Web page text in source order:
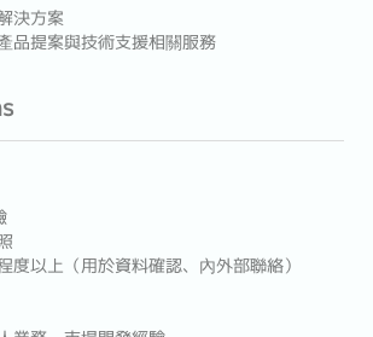
決方案
品提案與技術支援相關服務
度以上（用於資料確認、內外部聯絡）